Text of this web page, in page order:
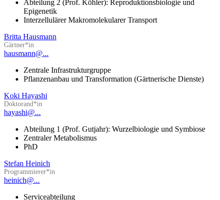
Abteilung 2 (Prof. Köhler): Reproduktionsbiologie und
Epigenetik
Interzellulärer Makromolekularer Transport
Britta Hausmann
Gärtner*in
hausmann@...
Zentrale Infrastrukturgruppe
Pflanzenanbau und Transformation (Gärtnerische Dienste)
Koki Hayashi
Doktorand*in
hayashi@...
Abteilung 1 (Prof. Gutjahr): Wurzelbiologie und Symbiose
Zentraler Metabolismus
PhD
Stefan Heinich
Programmierer*in
heinich@...
Serviceabteilung